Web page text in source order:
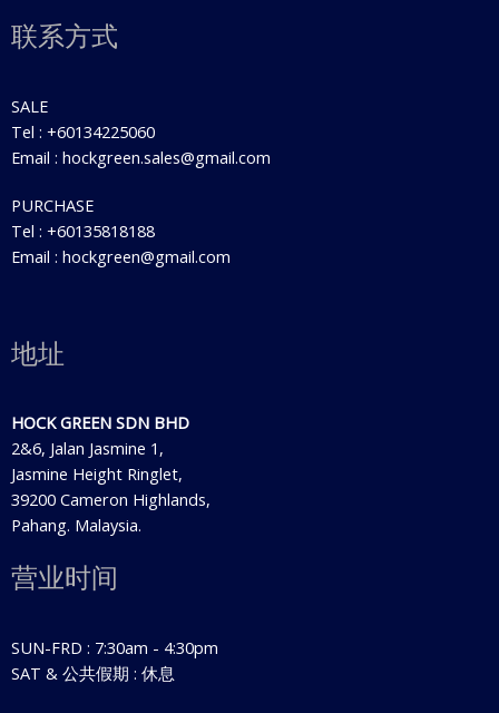
联系方式
SALE
Tel : +60134225060
Email : hockgreen.sales@gmail.com
PURCHASE
Tel : +60135818188
Email : hockgreen@gmail.com
地址
HOCK GREEN SDN BHD
2&6, Jalan Jasmine 1,
Jasmine Height Ringlet,
39200 Cameron Highlands,
Pahang. Malaysia.
营业时间
SUN-FRD : 7:30am - 4:30pm
SAT & 公共假期 : 休息